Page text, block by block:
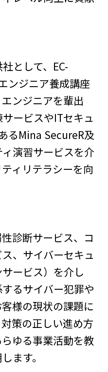
として、EC-
ンジニア養成講座
ンジニアを輩出
ービスやITセキュ
るMina SecureR及
演習サービスを介
ィリテラシーを向
診断サービス、コ
、サイバーセキュ
ービス）を介し
るサイバー犯罪や
様の現状の課題に
策の正しい進め方
ゆる事業活動を教
ます。